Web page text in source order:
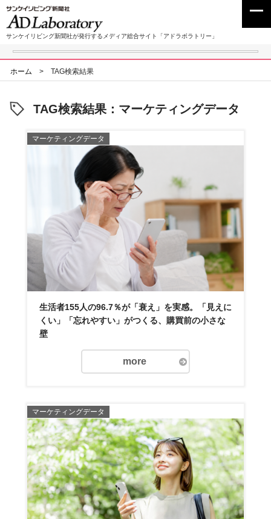
サンケイリビング新聞社が発行するメディア総合サイト「アドラボラトリー」
ホーム > TAG検索結果
TAG検索結果：マーケティングデータ
マーケティングデータ
生活者155人の96.7％が「衰え」を実感。「見えに
くい」「忘れやすい」がつくる、購買前の小さな
壁
more
マーケティングデータ